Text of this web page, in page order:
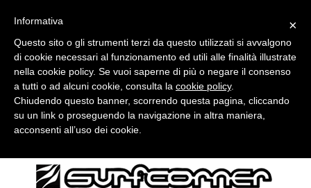
×
Informativa
Questo sito o gli strumenti terzi da questo utilizzati si avvalgono
di cookie necessari al funzionamento ed utili alle finalità illustrate
nella cookie policy. Se vuoi saperne di più o negare il consenso
a tutti o ad alcuni cookie, consulta la cookie policy.
Chiudendo questo banner, scorrendo questa pagina, cliccando
su un link o proseguendo la navigazione in altra maniera,
acconsenti all’uso dei cookie.